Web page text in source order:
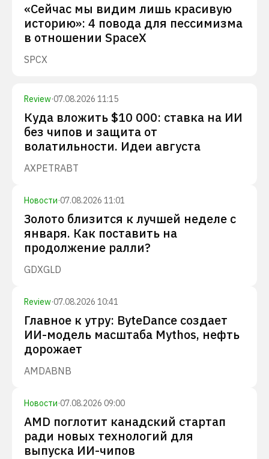
«Сейчас мы видим лишь красивую
историю»: 4 повода для пессимизма
в отношении SpaceX
SPCX
Review·07.08.2026 11:15
Куда вложить $10 000: ставка на ИИ
без чипов и защита от
волатильности. Идеи августа
AXPETRABT
Новости·07.08.2026 11:01
Золото близится к лучшей неделе с
января. Как поставить на
продолжение ралли?
GDXGLD
Review·07.08.2026 10:41
Главное к утру: ByteDance создает
ИИ-модель масштаба Mythos, нефть
дорожает
AMDABNB
Новости·07.08.2026 09:00
AMD поглотит канадский стартап
ради новых технологий для
выпуска ИИ-чипов